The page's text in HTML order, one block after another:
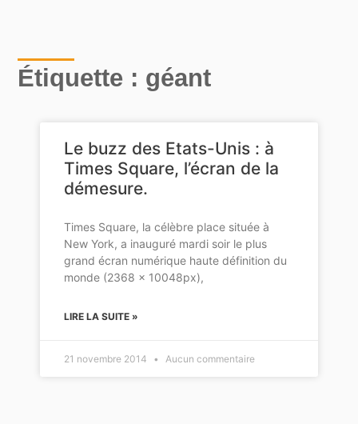
Étiquette : géant
Le buzz des Etats-Unis : à
Times Square, l’écran de la
démesure.
Times Square, la célèbre place située à
New York, a inauguré mardi soir le plus
grand écran numérique haute définition du
monde (2368 x 10048px),
LIRE LA SUITE »
21 novembre 2014 Aucun commentaire